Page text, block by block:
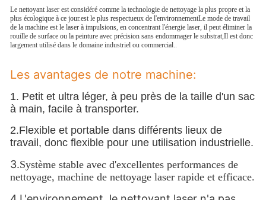
Le nettoyant laser est considéré comme la technologie de nettoyage la plus propre et la
plus écologique à ce jour.est le plus respectueux de l'environnementLe mode de travail
de la machine est le laser à impulsions, en concentrant l'énergie laser, il peut éliminer la
rouille de surface ou la peinture avec précision sans endommager le substrat,Il est donc
largement utilisé dans le domaine industriel ou commercial..
Les avantages de notre machine:
1. Petit et ultra léger, à peu près de la taille d'un sac
à main, facile à transporter.
2.Flexible et portable dans différents lieux de
travail, donc flexible pour une utilisation industrielle.
3.Système stable avec d'excellentes performances de
nettoyage, machine de nettoyage laser rapide et efficace.